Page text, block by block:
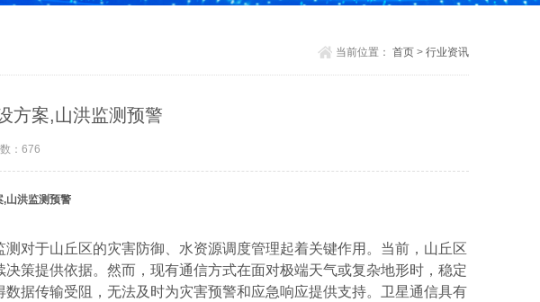
当前位置： 首页> 行业资讯
方案,山洪监测预警
：676
,山洪监测预警
对于山丘区的灾害防御、水资源调度管理起着关键作用。当前，山丘区
策提供依据。然而，现有通信方式在面对极端天气或复杂地形时，稳定
据传输受阻，无法及时为灾害预警和应急响应提供支持。卫星通信具有